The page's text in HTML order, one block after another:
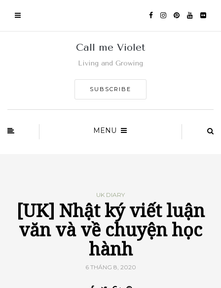
Call me Violet
Living and Growing
SUBSCRIBE
MENU
UK DIARY
[UK] Nhật ký viết luận
văn và về chuyện học
hành
6 THÁNG 8, 2020